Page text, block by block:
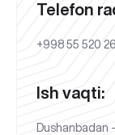
Telefon
+998 55 520
Ish vaqti:
Dushanbadan